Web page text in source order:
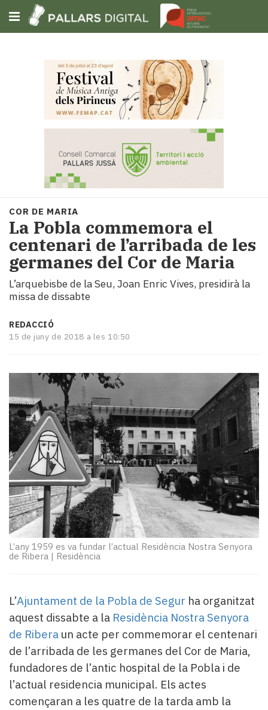
Subscriu-t'hi
Portada
Societat
Política
i
municipis
Economia
turisme
Esports
Mai
i
mitjans
El
temps
Reportatges
Entrevistes
Enquestes
A
escena!
Dis
la
teva!
Subscriptors
La
Pallars
Contingut
patrocinat
Lo
més
llegit...
Editorial
COR DE MARIA
​La Pobla commemora el
centenari de l’arribada de les
germanes del Cor de Maria
L’arquebisbe de la Seu, Joan Enric Vives, presidirà la
missa de dissabte
REDACCIÓ
15 de juny de 2018 a les 10:50
L’any 1959 es va fundar l’actual Residència Nostra Senyora
de Ribera | Residència
L’Ajuntament de la Pobla de Segur ha organitzat
aquest dissabte a la Residència Nostra Senyora
de Ribera un acte per commemorar el centenari
de l’arribada de les germanes del Cor de Maria,
fundadores de l’antic hospital de la Pobla i de
l’actual residencia municipal. Els actes
començaran a les quatre de la tarda amb la